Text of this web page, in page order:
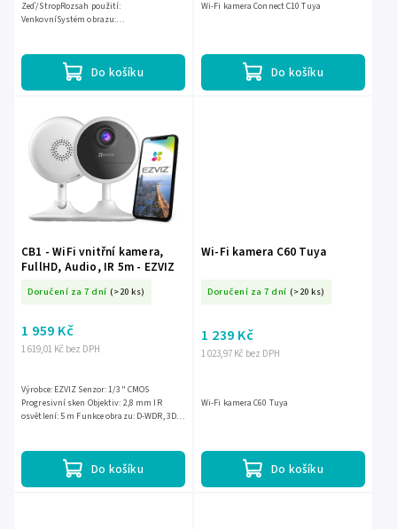
Do košíku
Zeď/StropRozsah použití:
VenkovníSystém obrazu:
Do košíku
Wi-Fi kamera Connect C10 Tuya
CB1 - WiFi vnitřní kamera,
FullHD, Audio, IR 5m - EZVIZ
Doručení za 7 dní (>20 ks)
1 619,01 Kč bez DPH
1 959 Kč
Do košíku
Výrobce: EZVIZ Senzor: 1/3" CMOS
Progresivní sken Objektiv: 2,8 mm IR
osvětlení: 5 m Funkce obrazu: D-WDR, 3D-
Wi-Fi kamera C60 Tuya
Doručení za 7 dní (>20 ks)
1 023,97 Kč bez DPH
1 239 Kč
Do košíku
Wi-Fi kamera C60 Tuya